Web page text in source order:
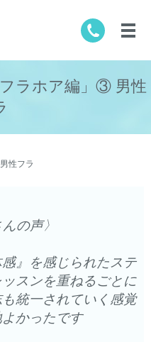
ラホア編」③ 男性
性フラ
の声〉
』を感じられたステ
スンを重ねるごとに
統一されていく感覚
かったです